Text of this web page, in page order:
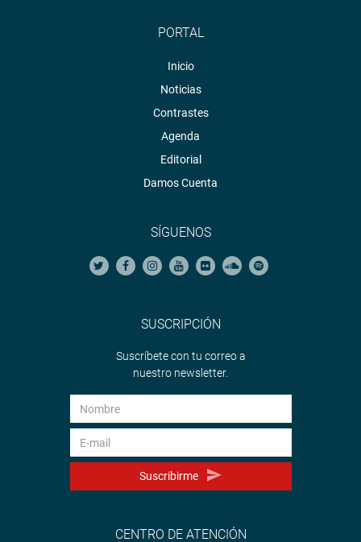
PORTAL
Inicio
Noticias
Contrastes
Agenda
Editorial
Damos Cuenta
SÍGUENOS
SUSCRIPCIÓN
Suscríbete con tu correo a
nuestro newsletter.
Suscribirme
CENTRO DE ATENCIÓN